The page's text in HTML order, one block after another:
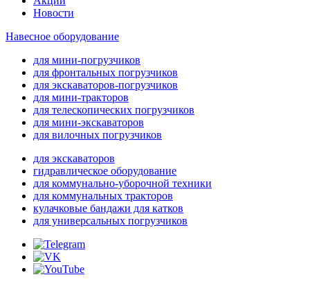
Новости
Навесное оборудование
для мини-погрузчиков
для фронтальных погрузчиков
для экскаваторов-погрузчиков
для мини-тракторов
для телескопических погрузчиков
для мини-экскаваторов
для вилочных погрузчиков
для экскаваторов
гидравлическое оборудование
для коммунально-уборочной техники
для коммунальных тракторов
кулачковые бандажи для катков
для универсальных погрузчиков